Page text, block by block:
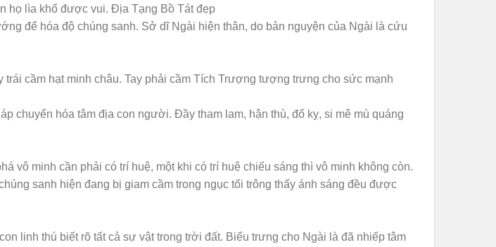
họ lìa khổ được vui. Địa Tạng Bồ Tát đẹp
để hóa độ chúng sanh. Sở dĩ Ngài hiện thân, do bản nguyện của Ngài là cứu
cầm hạt minh châu. Tay phải cầm Tích Trượng tượng trưng cho sức mạnh
chuyển hóa tâm địa con người. Đầy tham lam, hận thù, đố kỵ, si mê mù quáng
vô minh cần phải có trí huệ, một khi có trí huệ chiếu sáng thì vô minh không còn.
sanh hiện đang bị giam cầm trong ngục tối trông thấy ánh sáng đều được
linh thú biết rõ tất cả sự vật trong trời đất. Biểu trưng cho Ngài là đã nhiếp tâm